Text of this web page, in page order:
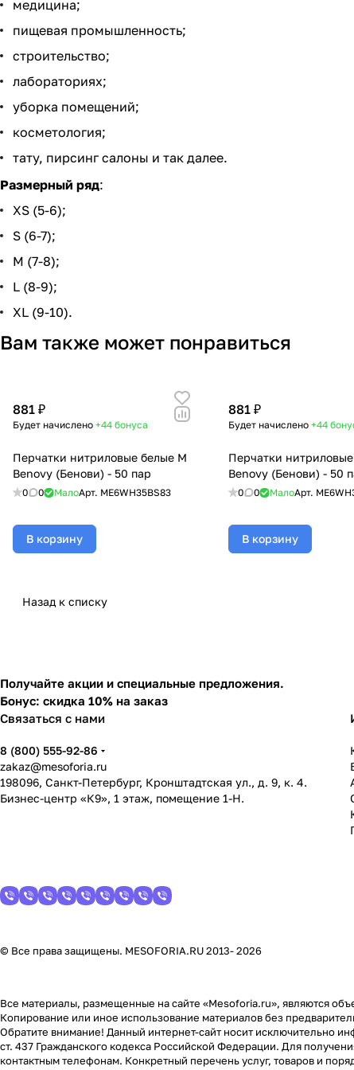
медицина;
пищевая промышленность;
строительство;
лабораториях;
уборка помещений;
косметология;
тату, пирсинг салоны и так далее.
Размерный ряд:
XS (5-6);
S (6-7);
M (7-8);
L (8-9);
XL (9-10).
Вам также может понравиться
881 ₽
Будет начислено +44 бонуса
Перчатки нитриловые белые M
Benovy (Бенови) - 50 пар
0 0 МалоАрт. ME6WH35BS83
В корзину
881 ₽
Будет начислено +44
Перчатки
Benovy (Бенови) - 50
0 0 МалоАрт.
В корзину
Назад к списку
Получайте акции и специальные предложения.
Бонус: скидка 10% на заказ
Связаться с нами
8 (800) 555-92-86
zakaz@mesoforia.ru
198096, Санкт-Петербург, Кронштадтская ул., д. 9, к. 4.
Бизнес-центр «К9», 1 этаж, помещение 1-Н.
© Все права защищены. MESOFORIA.RU 2013- 2026
Все материалы, размещенные на сайте «Mesoforia.ru», являются
Копирование или иное использование материалов без
Обратите внимание! Данный интернет-сайт носит исключительно
ст. 437 Гражданского кодекса Российской Федерации. Для
контактным телефонам. Конкретный перечень услуг, товаров и